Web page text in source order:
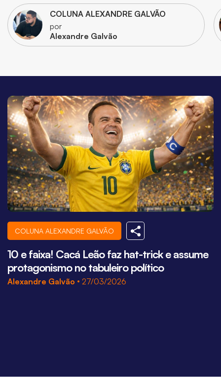
COLUNA ALEXANDRE GALVÃO
por
Alexandre Galvão
COLUNA ALEXANDRE GALVÃO
10 e faixa! Cacá Leão faz hat-trick e assume
protagonismo no tabuleiro político
Alexandre Galvão 27/03/2026